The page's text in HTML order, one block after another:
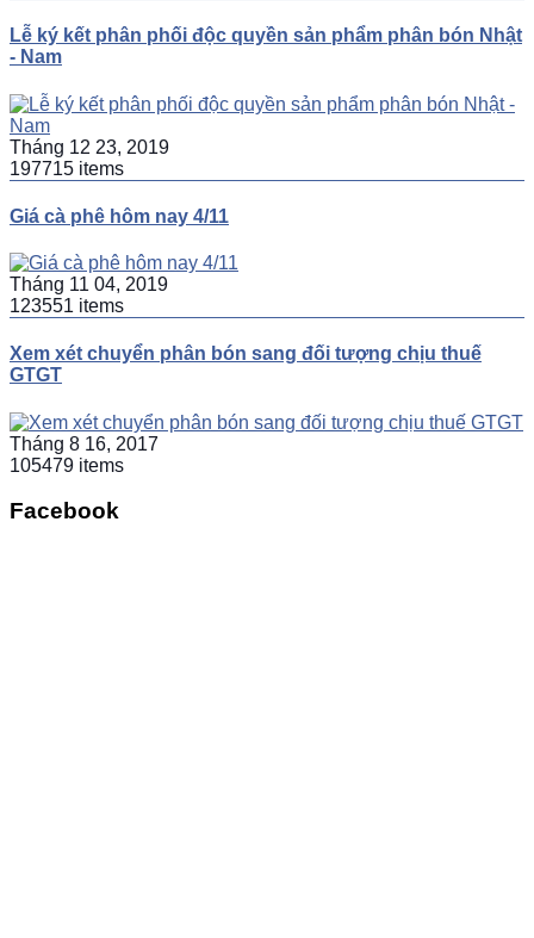
Lễ ký kết phân phối độc quyền sản phẩm phân bón Nhật
- Nam
Tháng 12 23, 2019
197715 items
Giá cà phê hôm nay 4/11
Tháng 11 04, 2019
123551 items
Xem xét chuyển phân bón sang đối tượng chịu thuế
GTGT
Tháng 8 16, 2017
105479 items
Facebook